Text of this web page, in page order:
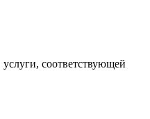
соответствующей